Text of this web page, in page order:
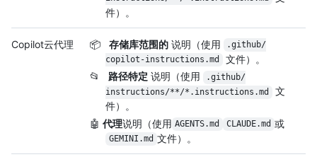
件）。
Copilot云代理 📦 存储库范围的说明（使用
.github/
copilot-instructions.md
文件）。
📂
路径特定 说明（使用
.github/
instructions/**/*.instructions.md
文
件）。
🤖 代理说明（使用 AGENTS.md CLAUDE.md 或
GEMINI.md 文件）。